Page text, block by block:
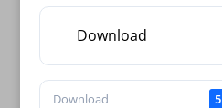
Download
Download 5